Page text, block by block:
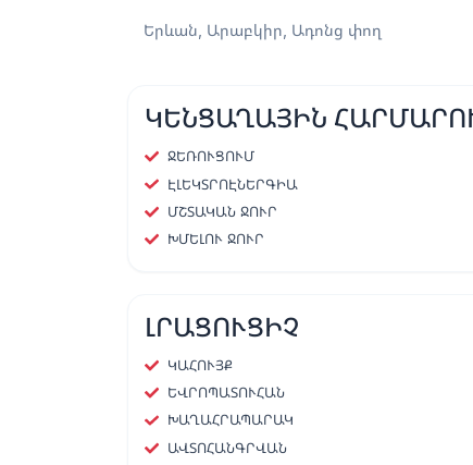
Երևան, Արաբկիր, Ադոնց փող
ԿԵՆՑԱՂԱՅԻՆ
ՋԵՌՈՒՑՈՒՄ
ԷԼԵԿՏՐՈԷՆԵՐԳԻԱ
ՄՇՏԱԿԱՆ ՋՈՒՐ
ԽՄԵԼՈՒ ՋՈՒՐ
ԼՐԱՑՈՒՑԻՉ
ԿԱՀՈՒՅՔ
ԵՎՐՈՊԱՏՈՒՀԱՆ
ԽԱՂԱՀՐԱՊԱՐԱԿ
ԱՎՏՈՀԱՆԳՐՎԱՆ